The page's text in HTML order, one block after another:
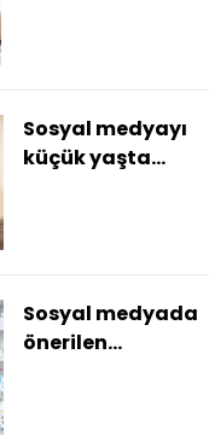
Sosyal medyayı
küçük yaşta
Sosyal medyada
önerilen